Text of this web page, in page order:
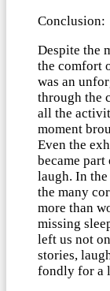
Conclusion:
Despite the
the comfort
was an
through the
all the
moment
Even the
became part
laugh. In the
the many
more than
missing
left us not
stories,
fondly for a